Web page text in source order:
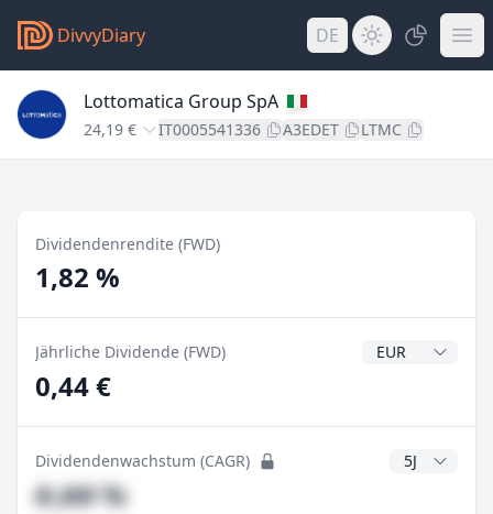
DivvyDiary DE
Lottomatica Group SpA
24,19 € IT0005541336 A3EDET LTMC
Dividendenrendite (FWD)
1,82 %
Jährliche Dividende (FWD)
0,44 €
Dividendenwachstum (CAGR) CAGR Jahre
#,## %